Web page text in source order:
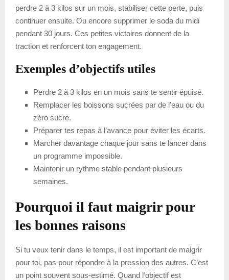
perdre 2 à 3 kilos sur un mois, stabiliser cette perte, puis
continuer ensuite. Ou encore supprimer le soda du midi
pendant 30 jours. Ces petites victoires donnent de la
traction et renforcent ton engagement.
Exemples d’objectifs utiles
Perdre 2 à 3 kilos en un mois sans te sentir épuisé.
Remplacer les boissons sucrées par de l’eau ou du
zéro sucre.
Préparer tes repas à l’avance pour éviter les écarts.
Marcher davantage chaque jour sans te lancer dans
un programme impossible.
Maintenir un rythme stable pendant plusieurs
semaines.
Pourquoi il faut maigrir pour
les bonnes raisons
Si tu veux tenir dans le temps, il est important de maigrir
pour toi, pas pour répondre à la pression des autres. C’est
un point souvent sous-estimé. Quand l’objectif est